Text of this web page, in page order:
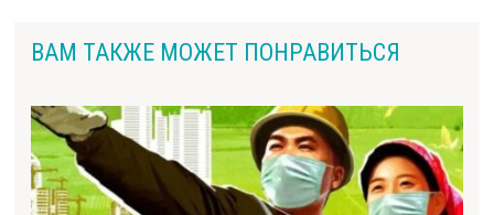
ВАМ ТАКЖЕ МОЖЕТ ПОНРАВИТЬСЯ